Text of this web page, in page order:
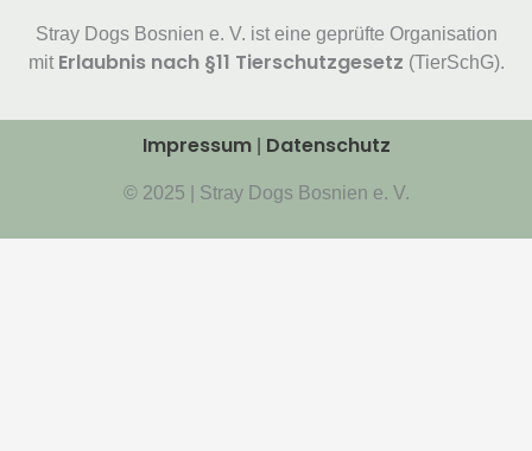
Stray Dogs Bosnien e. V. ist eine geprüfte Organisation
mit Erlaubnis nach §11 Tierschutzgesetz (TierSchG).
Impressum Datenschutz
© 2025 | Stray Dogs Bosnien e. V.